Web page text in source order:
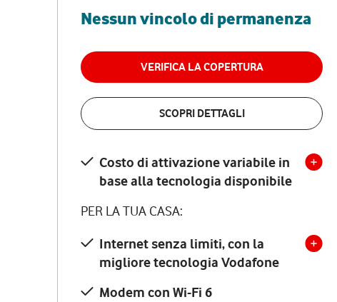
Nessun vincolo di permanenza
VERIFICA LA COPERTURA
SCOPRI DETTAGLI
Costo di attivazione variabile in
base alla tecnologia disponibile
PER LA TUA CASA:
Internet senza limiti, con la
migliore tecnologia Vodafone
Modem con Wi-Fi 6